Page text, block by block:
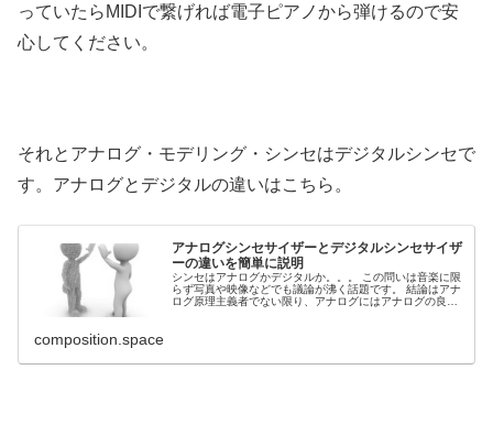
っていたらMIDIで繋げれば電子ピアノから弾けるので安
心してください。
それとアナログ・モデリング・シンセはデジタルシンセで
す。アナログとデジタルの違いはこちら。
アナログシンセサイザーとデジタルシンセサイザ
ーの違いを簡単に説明
シンセはアナログかデジタルか。。。 この問いは音楽に限
らず写真や映像などでも議論が沸く話題です。 結論はアナ
ログ原理主義者でない限り、アナログにはアナログの良さ
composition.space